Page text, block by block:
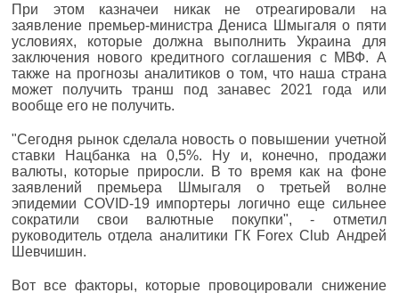
При этом казначеи никак не отреагировали на
заявление премьер-министра Дениса Шмыгаля о пяти
условиях, которые должна выполнить Украина для
заключения нового кредитного соглашения с МВФ. А
также на прогнозы аналитиков о том, что наша страна
может получить транш под занавес 2021 года или
вообще его не получить.
"Сегодня рынок сделала новость о повышении учетной
ставки Нацбанка на 0,5%. Ну и, конечно, продажи
валюты, которые приросли. В то время как на фоне
заявлений премьера Шмыгаля о третьей волне
эпидемии COVID-19 импортеры логично еще сильнее
сократили свои валютные покупки", - отметил
руководитель отдела аналитики ГК Forex Club Андрей
Шевчишин.
Вот все факторы, которые провоцировали снижение